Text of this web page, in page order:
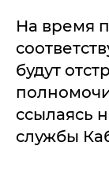
На время
будут
ссылаясь
службы